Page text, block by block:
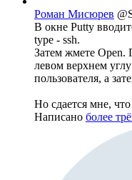
Роман Мисюрев
В окне Putty
type - ssh.
Затем жмете Open.
левом верхнем
пользователя, а
Но сдается мне,
Написано более